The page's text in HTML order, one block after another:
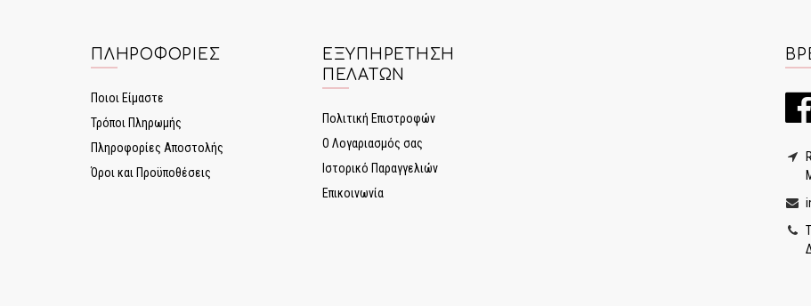
ΠΛΗΡΟΦΟΡΊΕΣ
Ποιοι Είμαστε
Τρόποι Πληρωμής
Πληροφορίες Αποστολής
Όροι και Προϋποθέσεις
ΕΞΥΠΗΡΈΤΗΣΗ
ΠΕΛΑΤΏΝ
Πολιτική Επιστροφών
Ο Λογαριασμός σας
Ιστορικό Παραγγελιών
Επικοινωνία